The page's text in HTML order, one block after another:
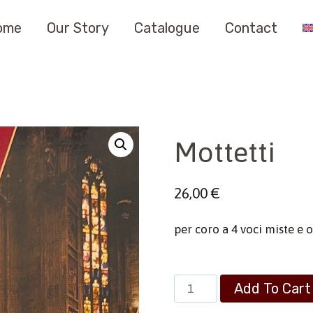
Our Story Catalogue Contact
Mottetti
26,00€
per coro a 4 voci miste e
Mottetti
quantity
Add To Cart